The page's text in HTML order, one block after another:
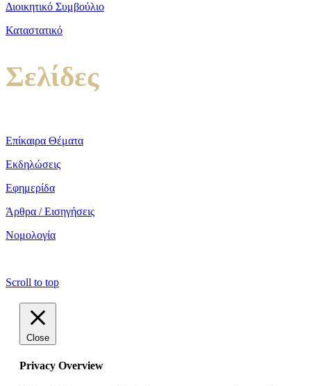
Διοικητικό Συμβούλιο
Καταστατικό
Σελίδες
Επίκαιρα Θέματα
Εκδηλώσεις
Εφημερίδα
Άρθρα / Εισηγήσεις
Νομολογία
Scroll to top
Close
Privacy Overview